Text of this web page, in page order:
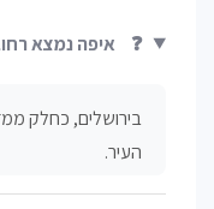
❓ איפה נמצא
בירושלים, כחלק
העיר.